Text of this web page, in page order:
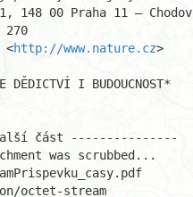
148 00 Praha 11 – Chodov
270
<http://www.nature.cz>
DĚDICTVÍ I BUDOUCNOST*
část ---------------
was scrubbed...
octet-stream